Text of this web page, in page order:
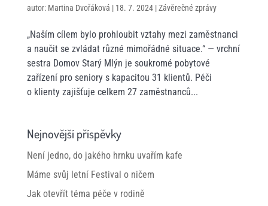
autor: Martina Dvořáková | 18. 7. 2024|Závěrečné zprávy
„Naším cílem bylo prohloubit vztahy mezi zaměstnanci
a naučit se zvládat různé mimořádné situace.“ — vrchní
sestra Domov Starý Mlýn je soukromé pobytové
zařízení pro seniory s kapacitou 31 klientů. Péči
o klienty zajišťuje celkem 27 zaměstnanců...
Nejnovější příspěvky
Není jedno, do jakého hrnku uvařím kafe
Máme svůj letní Festival o ničem
Jak otevřít téma péče v rodině